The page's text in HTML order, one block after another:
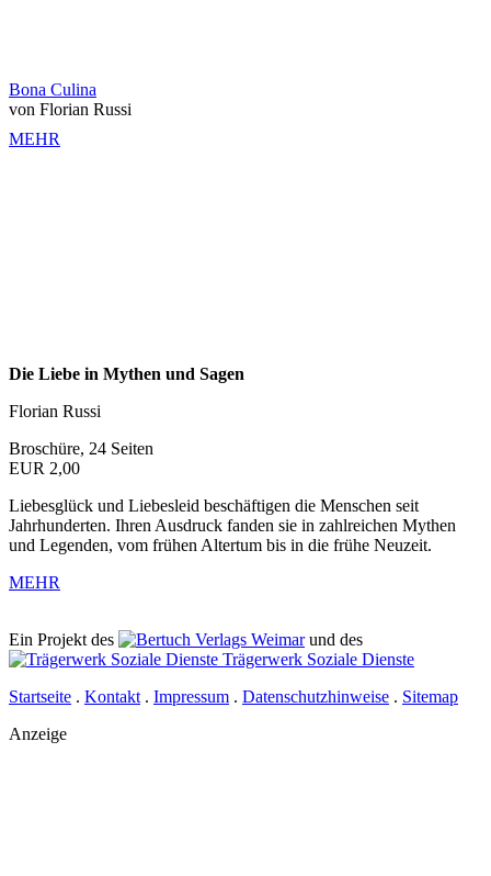
Bona Culina
von Florian Russi
MEHR
Die Liebe in Mythen und Sagen
Florian Russi
Broschüre, 24 Seiten
EUR 2,00
Liebesglück und Liebesleid beschäftigen die Menschen seit
Jahrhunderten. Ihren Ausdruck fanden sie in zahlreichen Mythen
und Legenden, vom frühen Altertum bis in die frühe Neuzeit.
MEHR
Ein Projekt des Verlags Weimarund des
Trägerwerk Soziale Dienste
Startseite . Kontakt . Impressum . Datenschutzhinweise . Sitemap
Anzeige